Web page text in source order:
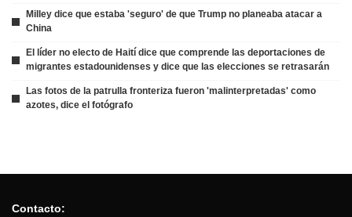
Milley dice que estaba 'seguro' de que Trump no planeaba atacar a
China
El líder no electo de Haití dice que comprende las deportaciones de
migrantes estadounidenses y dice que las elecciones se retrasarán
Las fotos de la patrulla fronteriza fueron 'malinterpretadas' como
azotes, dice el fotógrafo
Contacto: